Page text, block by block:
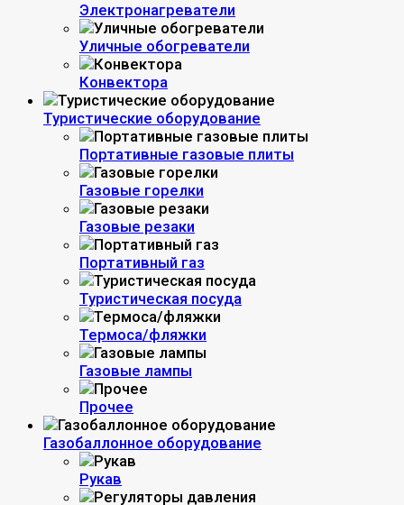
Электронагреватели
Уличные обогреватели
Конвектора
Туристические оборудование
Портативные газовые плиты
Газовые горелки
Газовые резаки
Портативный газ
Туристическая посуда
Термоса/фляжки
Газовые лампы
Прочее
Газобаллонное оборудование
Рукав